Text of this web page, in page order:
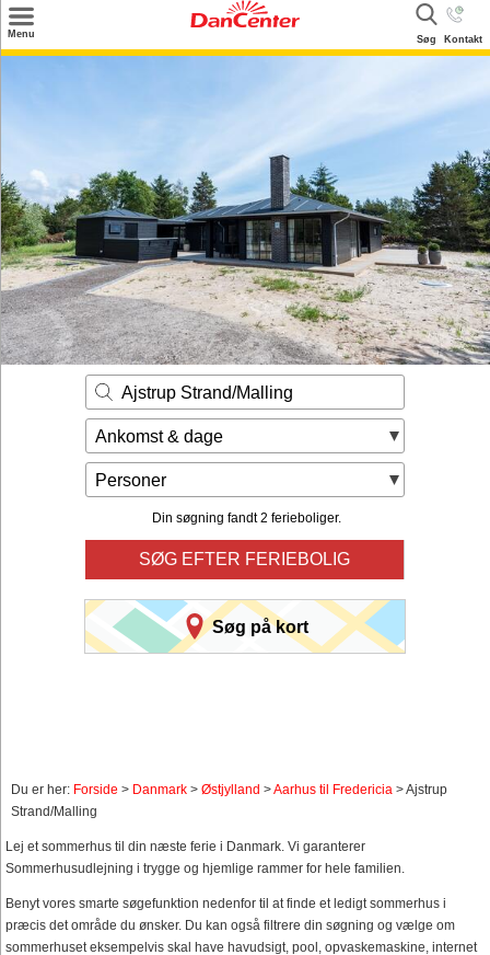
Menu Søg Kontakt
Inspiration
Info
Kontakt
Udlejning af sommerhus
Ejer
Ajstrup Strand/Malling
Ankomst & dage
Personer
Din søgning fandt 2 ferieboliger.
SØG EFTER FERIEBOLIG
Søg på kort
Du er her: Forside > Danmark > Østjylland >Aarhus til Fredericia > Ajstrup
Strand/Malling
Lej et sommerhus til din næste ferie i Danmark. Vi garanterer
Sommerhusudlejning i trygge og hjemlige rammer for hele familien.
Benyt vores smarte søgefunktion nedenfor til at finde et ledigt sommerhus i
præcis det område du ønsker. Du kan også filtrere din søgning og vælge om
sommerhuset eksempelvis skal have havudsigt, pool, opvaskemaskine, internet